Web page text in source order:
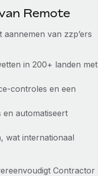
Remote
van zzp’ers
in 200+ landen met
controles en een
en automatiseert
wat internationaal
Contractor